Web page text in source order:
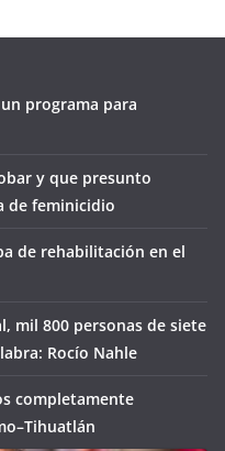
un programa para
y que presunto
de feminicidio
de rehabilitación en el
mil 800 personas de siete
Rocío Nahle
completamente